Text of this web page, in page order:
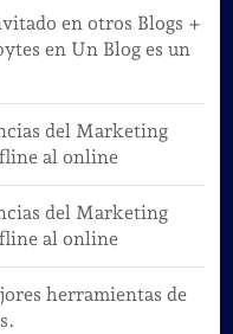
en otros Blogs +
en Un Blog es un
del Marketing
al online
del Marketing
al online
herramientas de